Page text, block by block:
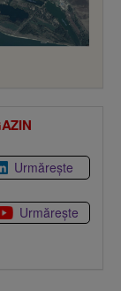
Urmărește
Urmărește